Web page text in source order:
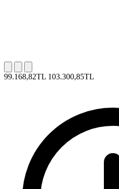
99.168,82TL 103.300,85TL